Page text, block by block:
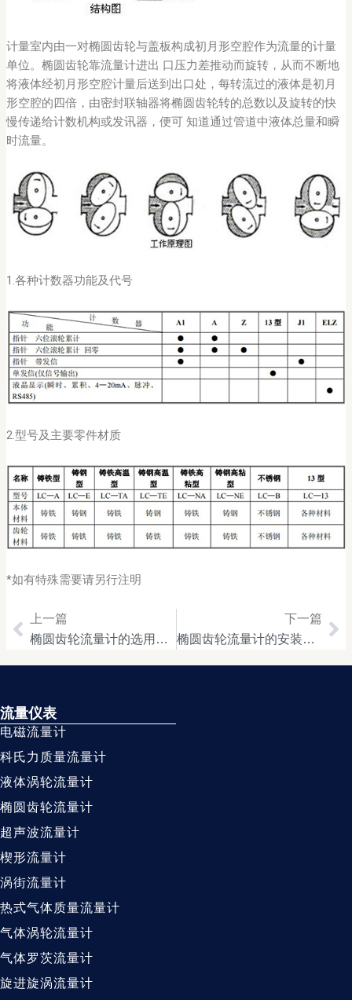
计量室内由一对椭圆齿轮与盖板构成初月形空腔作为流量的计量
单位。椭圆齿轮靠流量计进出 口压力差推动而旋转，从而不断地
将液体经初月形空腔计量后送到出口处，每转流过的液体是初月
形空腔的四倍，由密封联轴器将椭圆齿轮转的总数以及旋转的快
慢传递给计数机构或发讯器，便可 知道通过管道中液体总量和瞬
时流量。
1.各种计数器功能及代号
2.型号及主要零件材质
*如有特殊需要请另行注明
Prev
上一篇
椭圆齿轮流量计的选用原则
下一篇
椭圆齿轮流量计的安装规范
流量仪表
电磁流量计
科氏力质量流量计
液体涡轮流量计
椭圆齿轮流量计
超声波流量计
楔形流量计
涡街流量计
热式气体质量流量计
气体涡轮流量计
气体罗茨流量计
旋进旋涡流量计